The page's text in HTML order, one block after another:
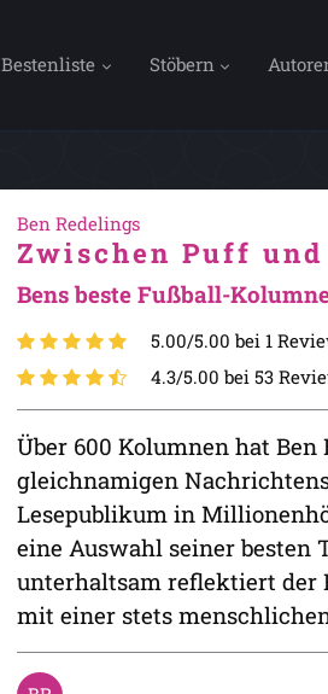
Bestenliste Stöbern
Ben Redelings
Zwischen Puff
Bens beste Fußball-
5.00/5.00 bei 1
4.3/5.00 bei 53
Über 600 Kolumnen hat
gleichnamigen
Lesepublikum in
eine Auswahl seiner
unterhaltsam reflektiert der
mit einer stets